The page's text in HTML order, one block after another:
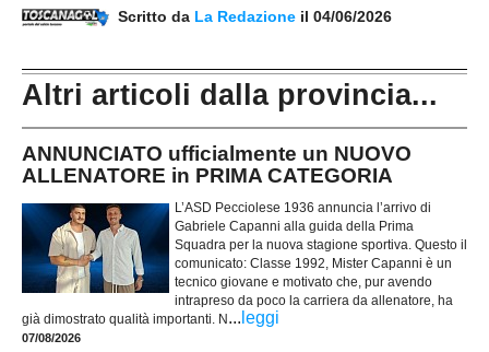
Scritto da La Redazione il 04/06/2026
Altri articoli dalla provincia...
ANNUNCIATO ufficialmente un NUOVO
ALLENATORE in PRIMA CATEGORIA
L’ASD Pecciolese 1936 annuncia l’arrivo di
Gabriele Capanni alla guida della Prima
Squadra per la nuova stagione sportiva. Questo il
comunicato: Classe 1992, Mister Capanni è un
tecnico giovane e motivato che, pur avendo
intrapreso da poco la carriera da allenatore, ha
già dimostrato qualità importanti. N... leggi
07/08/2026